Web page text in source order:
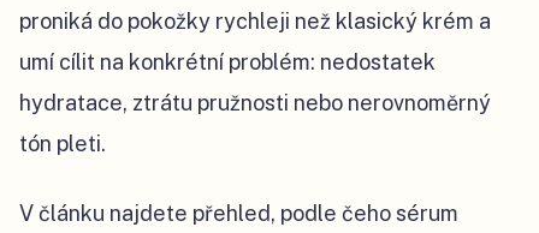
proniká do pokožky rychleji než klasický krém a
umí cílit na konkrétní problém: nedostatek
hydratace, ztrátu pružnosti nebo nerovnoměrný
tón pleti.
V článku najdete přehled, podle čeho sérum